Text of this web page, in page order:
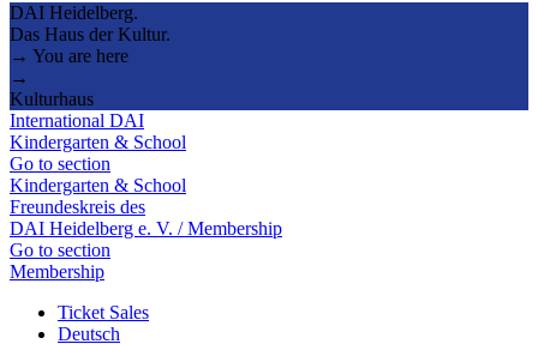
DAI Heidelberg.
Das Haus der Kultur.
→ You are here
→
Kulturhaus
International DAI
Kindergarten & School
Go to section
Kindergarten & School
Freundeskreis des
DAI Heidelberg e. V. / Membership
Go to section
Membership
Ticket Sales
Deutsch